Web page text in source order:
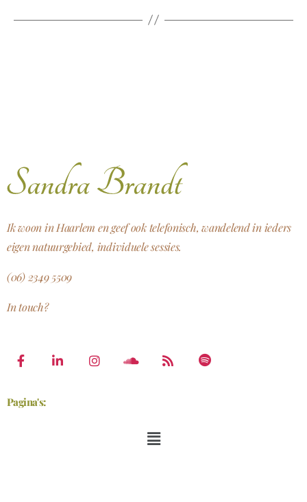
Ik woon in Haarlem en geef ook telefonisch, wandelend in ieders
eigen natuurgebied, individuele sessies.
(06) 2349 5509
In touch?
Pagina's: